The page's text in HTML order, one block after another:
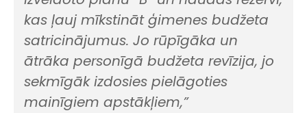
kas ļauj mīkstināt ģimenes budžeta
satricinājumus. Jo rūpīgāka un
ātrāka personīgā budžeta revīzija, jo
sekmīgāk izdosies pielāgoties
mainīgiem apstākļiem,”